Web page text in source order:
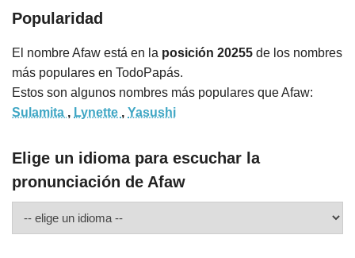
Popularidad
El nombre Afaw está en la posición 20255 de los nombres
más populares en TodoPapás.
Estos son algunos nombres más populares que Afaw:
Sulamita , Lynette , Yasushi
Elige un idioma para escuchar la
pronunciación de Afaw